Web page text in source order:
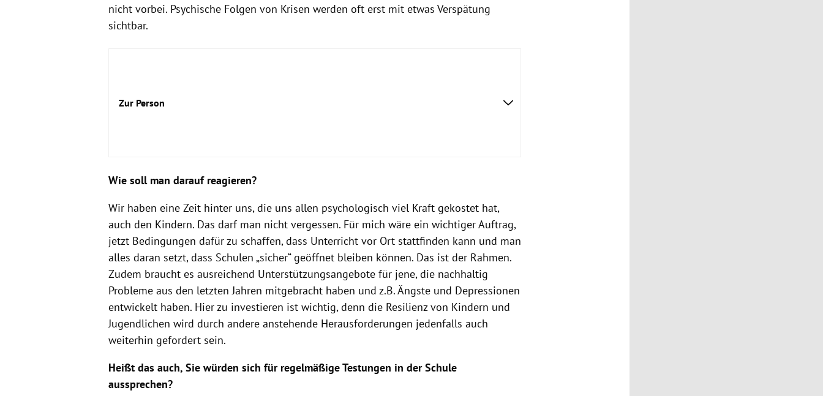
nicht vorbei. Psychische Folgen von Krisen werden oft erst mit etwas Verspätung
sichtbar.
Zur Person
Wie soll man darauf reagieren?
Wir haben eine Zeit hinter uns, die uns allen psychologisch viel Kraft gekostet hat,
auch den Kindern. Das darf man nicht vergessen. Für mich wäre ein wichtiger Auftrag,
jetzt Bedingungen dafür zu schaffen, dass Unterricht vor Ort stattfinden kann und man
alles daran setzt, dass Schulen „sicher“ geöffnet bleiben können. Das ist der Rahmen.
Zudem braucht es ausreichend Unterstützungsangebote für jene, die nachhaltig
Probleme aus den letzten Jahren mitgebracht haben und z.B. Ängste und Depressionen
entwickelt haben. Hier zu investieren ist wichtig, denn die Resilienz von Kindern und
Jugendlichen wird durch andere anstehende Herausforderungen jedenfalls auch
weiterhin gefordert sein.
Heißt das auch, Sie würden sich für regelmäßige Testungen in der Schule
aussprechen?